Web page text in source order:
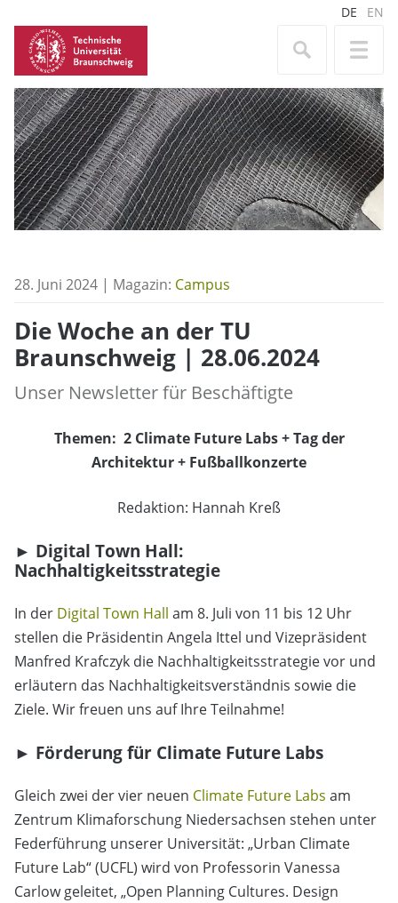
DE EN
28. Juni 2024 | Magazin: Campus
Die Woche an der TU
Braunschweig | 28.06.2024
Unser Newsletter für Beschäftigte
Themen: 2 Climate Future Labs+Tag der
Architektur+ Fußballkonzerte
Redaktion: Hannah Kreß
► Digital Town Hall:
Nachhaltigkeitsstrategie
In der Digital Town Hall am 8. Juli von 11 bis 12 Uhr
stellen die Präsidentin Angela Ittel und Vizepräsident
Manfred Krafczyk die Nachhaltigkeitsstrategie vor und
erläutern das Nachhaltigkeitsverständnis sowie die
Ziele. Wir freuen uns auf Ihre Teilnahme!
► Förderung für Climate Future Labs
Gleich zwei der vier neuen Climate Future Labs am
Zentrum Klimaforschung Niedersachsen stehen unter
Federführung unserer Universität: „Urban Climate
Future Lab“ (UCFL) wird von Professorin Vanessa
Carlow geleitet, „Open Planning Cultures. Design